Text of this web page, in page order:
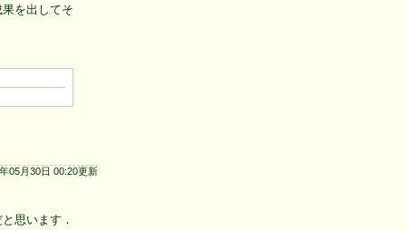
を出してそ
05月30日 00:20更新
思います．